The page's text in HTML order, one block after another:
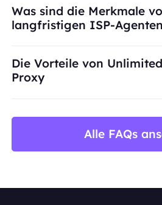
BestProxy unterstützt
Was sind die Merkmale
langfristigen ISP-Agenten
Die Vorteile von
Proxy
Alle FAQs